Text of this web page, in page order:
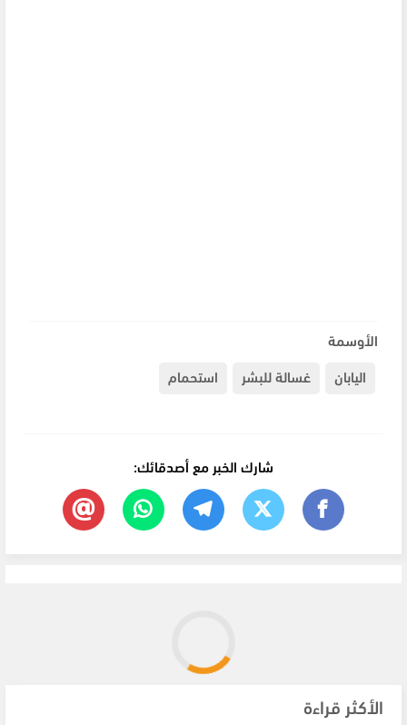
الأوسمة
اليابان
غسالة للبشر استحمام
شارك الخبر مع أصدقائك:
الأكثر قراءة